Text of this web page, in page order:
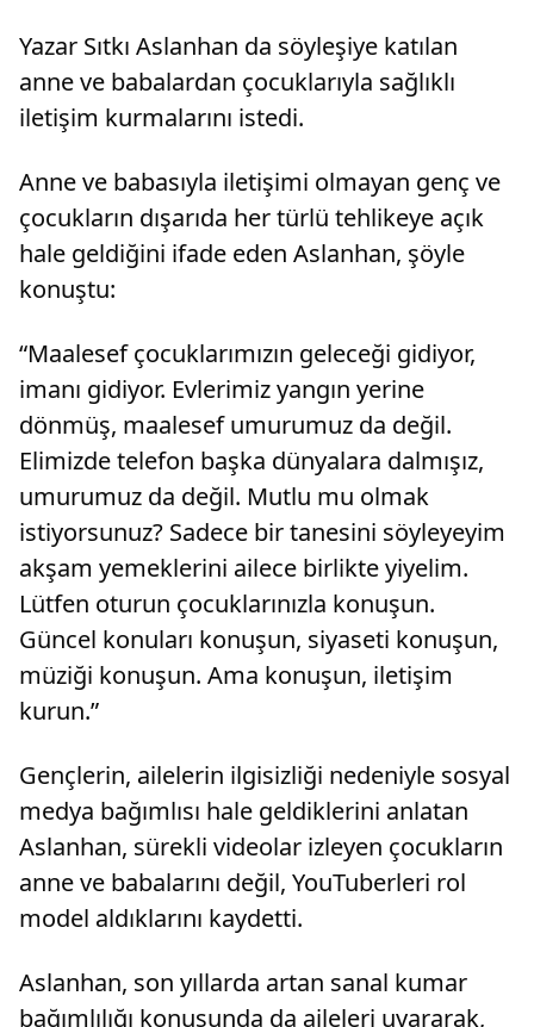
Yazar Sıtkı Aslanhan da söyleşiye katılan
anne ve babalardan çocuklarıyla sağlıklı
iletişim kurmalarını istedi.
Anne ve babasıyla iletişimi olmayan genç ve
çocukların dışarıda her türlü tehlikeye açık
hale geldiğini ifade eden Aslanhan, şöyle
konuştu:
“Maalesef çocuklarımızın geleceği gidiyor,
imanı gidiyor. Evlerimiz yangın yerine
dönmüş, maalesef umurumuz da değil.
Elimizde telefon başka dünyalara dalmışız,
umurumuz da değil. Mutlu mu olmak
istiyorsunuz? Sadece bir tanesini söyleyeyim
akşam yemeklerini ailece birlikte yiyelim.
Lütfen oturun çocuklarınızla konuşun.
Güncel konuları konuşun, siyaseti konuşun,
müziği konuşun. Ama konuşun, iletişim
kurun.”
Gençlerin, ailelerin ilgisizliği nedeniyle sosyal
medya bağımlısı hale geldiklerini anlatan
Aslanhan, sürekli videolar izleyen çocukların
anne ve babalarını değil, YouTuberleri rol
model aldıklarını kaydetti.
Aslanhan, son yıllarda artan sanal kumar
bağımlılığı konusunda da aileleri uyararak,